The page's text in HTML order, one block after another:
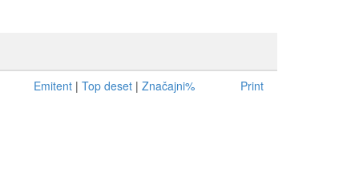
Emitent | Top deset | Značajni% Print